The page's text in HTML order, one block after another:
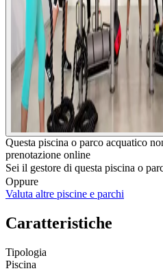
Questa piscina o parco acquatico
prenotazione online
Sei il gestore di questa piscina o
Oppure
Valuta altre piscine e parchi
Caratteristiche
Tipologia
Piscina